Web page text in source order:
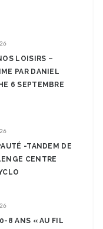
LOISIRS –
PAR DANIEL
6 SEPTEMBRE
-TANDEM DE
CENTRE
8 ANS « AU FIL